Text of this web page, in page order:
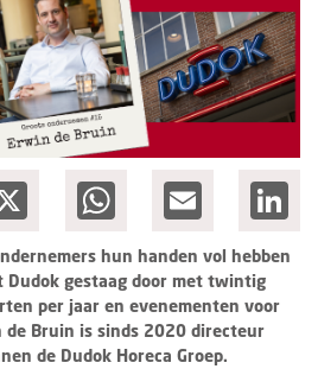
WhatsAppEmail
hun handen vol hebben
Dudok gestaag door met twintig
per jaar en evenementen voor
de Bruin is sinds 2020 directeur
de Dudok Horeca Groep.